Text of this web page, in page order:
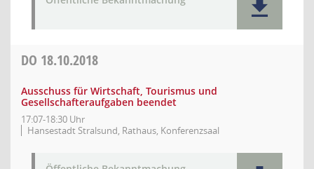
DO 18.10.2018
Ausschuss für Wirtschaft, Tourismus und
Gesellschafteraufgaben beendet
17:07-18:30 Uhr
Hansestadt Stralsund, Rathaus, Konferenzsaal